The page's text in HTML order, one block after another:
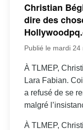
Christian
dire des
Publié le mardi 24
À TLMEP,
Lara Fabian.
a refusé de se
malgré
À TLMEP,